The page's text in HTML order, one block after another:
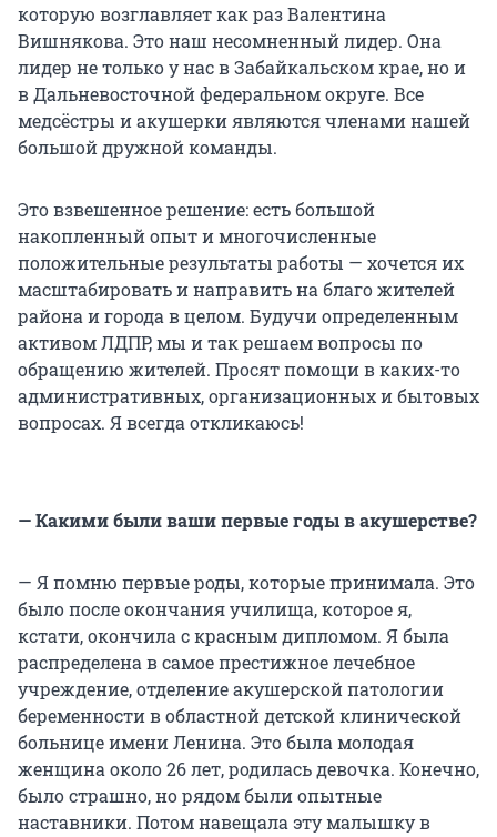
которую возглавляет как раз Валентина
Вишнякова. Это наш несомненный лидер. Она
лидер не только у нас в Забайкальском крае, но и
в Дальневосточной федеральном округе. Все
медсёстры и акушерки являются членами нашей
большой дружной команды.
Это взвешенное решение: есть большой
накопленный опыт и многочисленные
положительные результаты работы — хочется их
масштабировать и направить на благо жителей
района и города в целом. Будучи определенным
активом ЛДПР, мы и так решаем вопросы по
обращению жителей. Просят помощи в каких-то
административных, организационных и бытовых
вопросах. Я всегда откликаюсь!
— Какими были ваши первые годы в акушерстве?
— Я помню первые роды, которые принимала. Это
было после окончания училища, которое я,
кстати, окончила с красным дипломом. Я была
распределена в самое престижное лечебное
учреждение, отделение акушерской патологии
беременности в областной детской клинической
больнице имени Ленина. Это была молодая
женщина около 26 лет, родилась девочка. Конечно,
было страшно, но рядом были опытные
наставники. Потом навещала эту малышку в